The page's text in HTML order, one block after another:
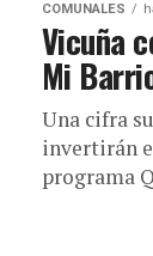
COMUNALES
Vicuña
Mi
Una cifra
invertirán
programa